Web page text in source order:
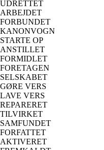
UDRETTET
ARBEJDET
FORBUNDET
KANONVOGN
STARTE OP
ANSTILLET
FORMIDLET
FORETAGEN
SELSKABET
GØRE VERS
LAVE VERS
REPARERET
TILVIRKET
SAMFUNDET
FORFATTET
AKTIVERET